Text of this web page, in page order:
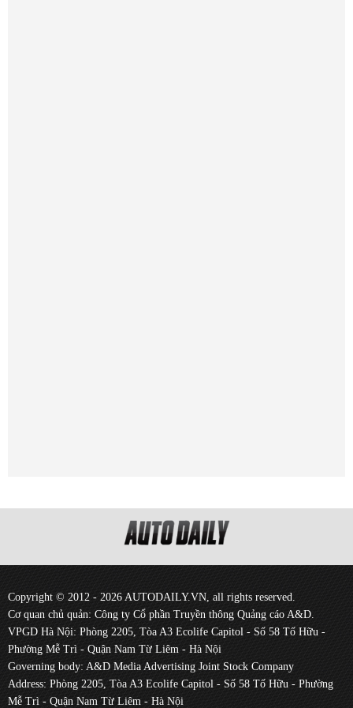
Copyright © 2012 - 2026 AUTODAILY.VN, all rights reserved.
Cơ quan chủ quản: Công ty Cổ phần Truyền thông Quảng cáo A&D.
VPGD Hà Nội: Phòng 2205, Tòa A3 Ecolife Capitol - Số 58 Tố Hữu -
Phường Mễ Trì - Quận Nam Từ Liêm - Hà Nội
Governing body: A&D Media Advertising Joint Stock Company
Address: Phòng 2205, Tòa A3 Ecolife Capitol - Số 58 Tố Hữu - Phường
Mễ Trì - Quận Nam Từ Liêm - Hà Nội